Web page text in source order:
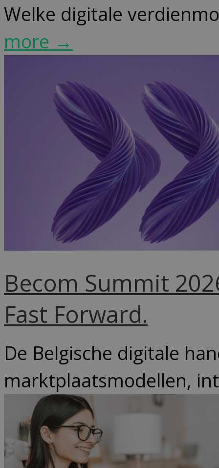
Welke digitale
more →
Becom Summit
Fast Forward.
De Belgische digitale
marktplaatsmodellen,